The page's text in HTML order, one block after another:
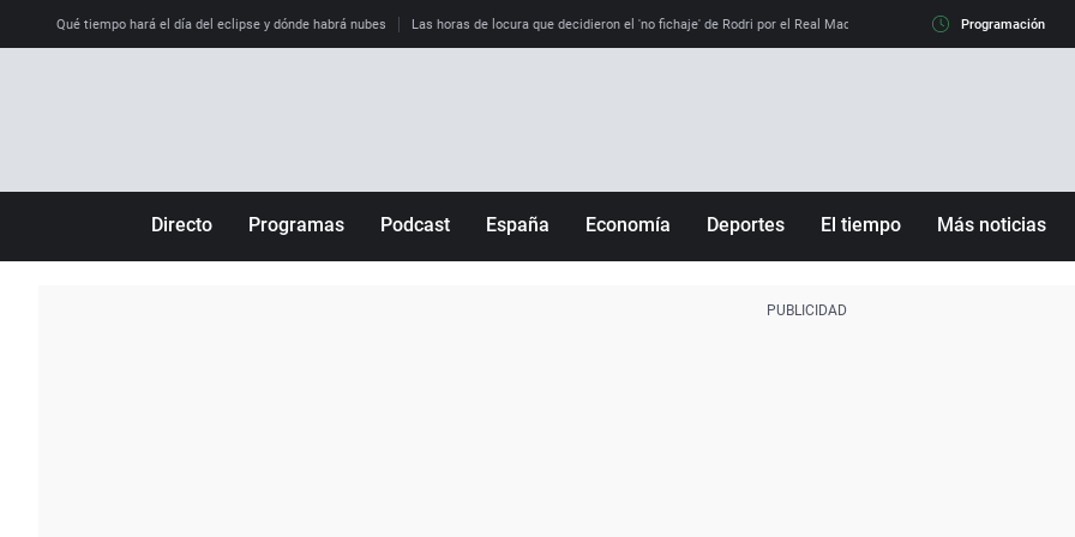
Qué tiempo hará el día del eclipse y dónde habrá nubes Las horas de locura que decidieron el 'no fichaje' de Rodri por el Real Madrid y su 'sí' al Barça La llamada
Programación
Directo Programas Podcast España Economía Deportes El tiempo Más noticias